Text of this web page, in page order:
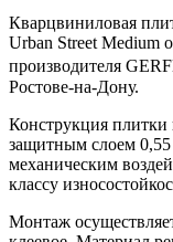
Кварцвиниловая
Urban Street Medium
производителя
Ростове-на-Дону.
Конструкция
защитным слоем
механическим
классу
Монтаж